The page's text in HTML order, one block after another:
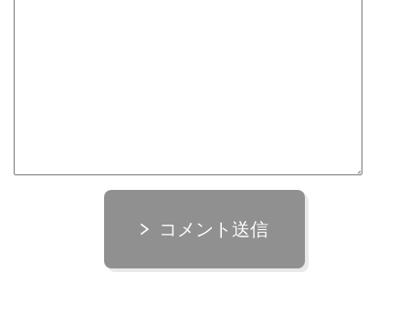
コメント送信